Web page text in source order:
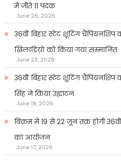
में जीते 11 पदक
June 26, 2026
36वीं बिहार स्टेट शूटिंग चैंपियनशिप
खिलाडिय़ों को किया गया सम्मानित
June 23, 2026
36वीं बिहार स्टेट शूटिंग चैंपियनशिप
सिंह ने किया उद्घाटन
June 19, 2026
बिक्रम में 19 से 22 जून तक होगी
का आयोजन
June 17, 2026